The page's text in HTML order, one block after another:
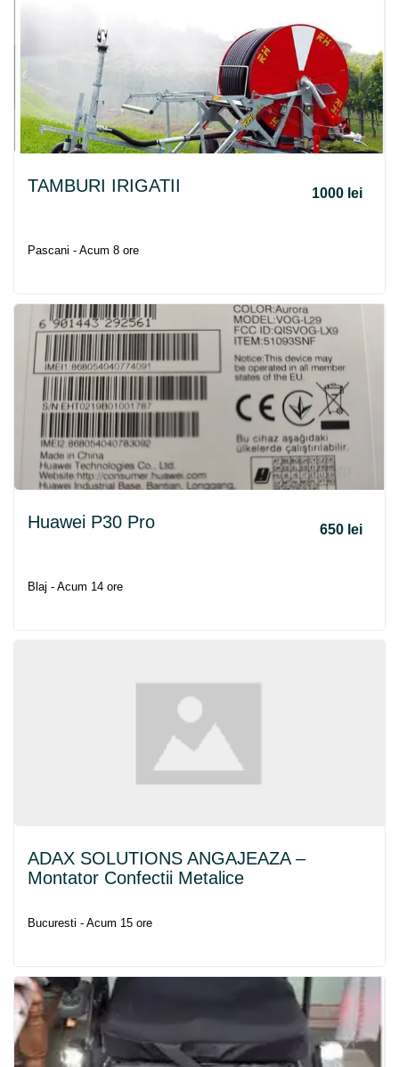
TAMBURI IRIGATII 1000 lei
Pascani - Acum 8 ore
Huawei P30 Pro 650 lei
Blaj - Acum 14 ore
ADAX SOLUTIONS ANGAJEAZA –
Montator Confectii Metalice
Bucuresti - Acum 15 ore